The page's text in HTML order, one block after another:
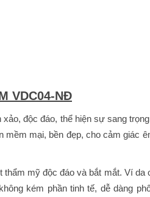
VDC04-NĐ
độc đáo, thể hiện sự sang
mại, bền đẹp, cho cảm giác
mỹ độc đáo và bắt mắt. Ví
kém phần tinh tế, dễ dàng